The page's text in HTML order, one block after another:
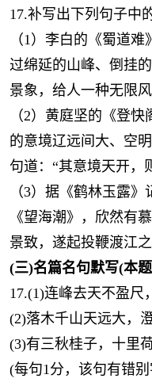
17.补写出下列句子中
（1）李白的《蜀道难
过绵延的山峰、倒挂
景象，给人一种无限
（2）黄庭坚的《登快
的意境辽远间大、空
句道：“其意境天开，
（3）据《鹤林玉露
《望海潮》，欣然有
景致，遂起投鞭渡江之
(三)名篇名句默写(本
17.(1)连峰去天不盈尺
(2)落木千山天远大，
(3)有三秋桂子，十里
(每句1分，该句有错